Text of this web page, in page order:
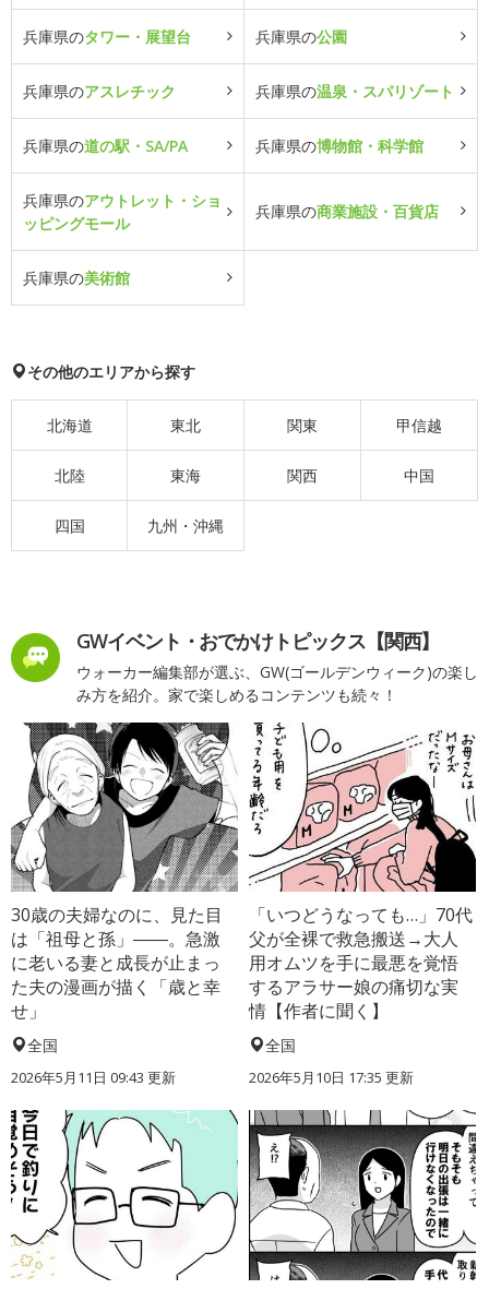
兵庫県のタワー・展望台 兵庫県の公園
兵庫県のアスレチック 兵庫県の温泉・スパリゾート
兵庫県の道の駅・SA/PA 兵庫県の博物館・科学館
兵庫県のアウトレット・ショ
ッピングモール
兵庫県の商業施設・百貨店
兵庫県の美術館
その他のエリアから探す
北海道 東北 関東 甲信越
北陸 東海 関西 中国
四国 九州・沖縄
GWイベント・おでかけトピックス【関西】
ウォーカー編集部が選ぶ、GW(ゴールデンウィーク)の楽し
み方を紹介。家で楽しめるコンテンツも続々！
30歳の夫婦なのに、見た目
は「祖母と孫」――。急激
に老いる妻と成長が止まっ
た夫の漫画が描く「歳と幸
せ」
全国
2026年5月11日 09:43 更新
「いつどうなっても…」70代
父が全裸で救急搬送→大人
用オムツを手に最悪を覚悟
するアラサー娘の痛切な実
情【作者に聞く】
全国
2026年5月10日 17:35 更新